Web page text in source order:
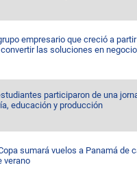
empresario que creció a
las soluciones en
participaron de una
educación y producción
sumará vuelos a Panamá de
verano